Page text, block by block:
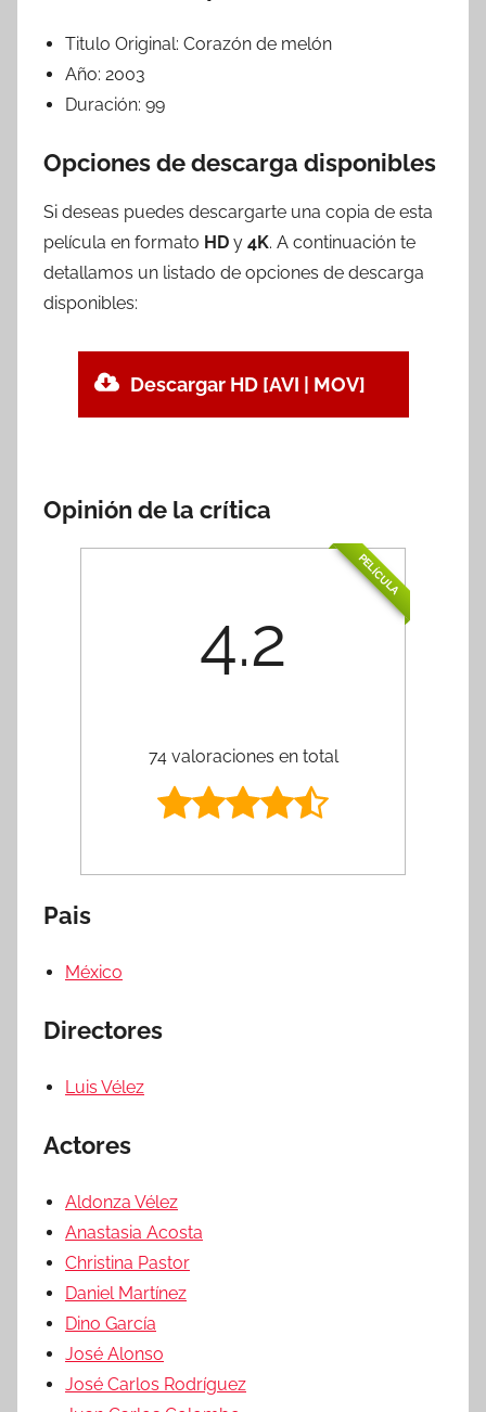
Titulo Original: Corazón de melón
Año: 2003
Duración: 99
Opciones de descarga disponibles
Si deseas puedes descargarte una copia de esta
película en formato HD y 4K. A continuación te
detallamos un listado de opciones de descarga
disponibles:
Descargar HD [AVI | MOV]
Opinión de la crítica
PELÍCULA
4.2
74 valoraciones en total
Pais
México
Directores
Luis Vélez
Actores
Aldonza Vélez
Anastasia Acosta
Christina Pastor
Daniel Martínez
Dino García
José Alonso
José Carlos Rodríguez